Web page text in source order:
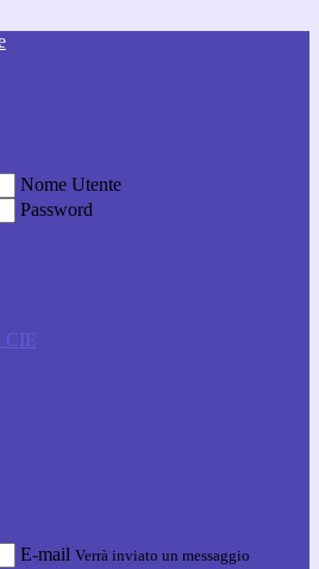
Nome Utente
Password
CIE
E-mail Verrà inviato un messaggio